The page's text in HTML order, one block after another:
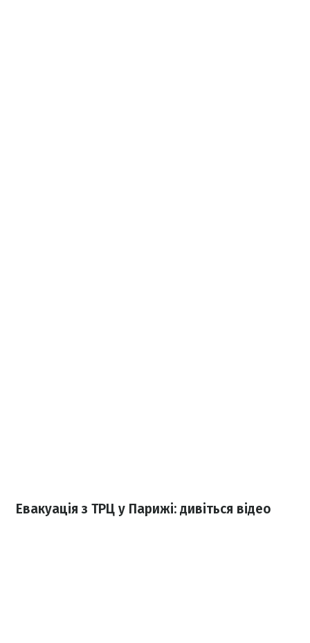
Евакуація з ТРЦ у Парижі: дивіться відео